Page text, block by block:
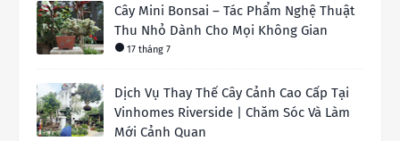
Cây Mini Bonsai – Tác Phẩm Nghệ Thuật
Thu Nhỏ Dành Cho Mọi Không Gian
17 tháng 7
Dịch Vụ Thay Thế Cây Cảnh Cao Cấp Tại
Vinhomes Riverside | Chăm Sóc Và Làm
Mới Cảnh Quan